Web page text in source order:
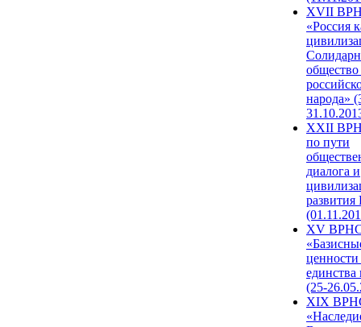
XVII
«Россия
народа»
XXII
по пути
диалога и
развития
XV
единства
(25-
XIX